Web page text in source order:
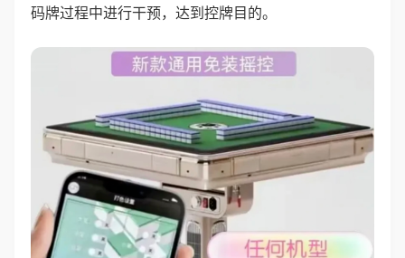
码牌过程中进行干预，达到控牌目的。